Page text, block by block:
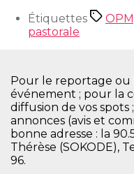
Étiquettes
pastorale
Pour le reportage ou
événement ; pour la
diffusion de vos spots
annonces (avis et
bonne adresse : la
Thérèse (SOKODE),
96.